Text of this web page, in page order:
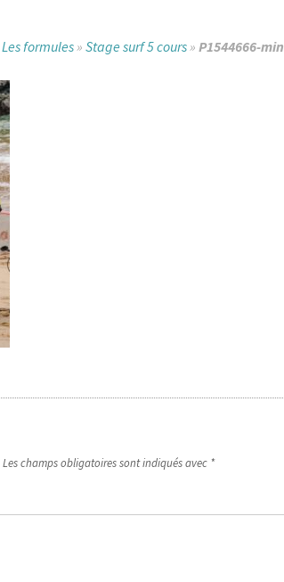
Les formules» Stage surf 5 cours» P1544666-min
Les champs obligatoires sont indiqués avec *